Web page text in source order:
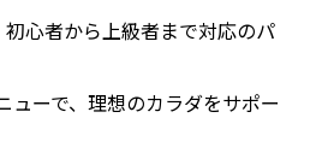
心者から上級者まで対応のパ
ューで、理想のカラダをサポー